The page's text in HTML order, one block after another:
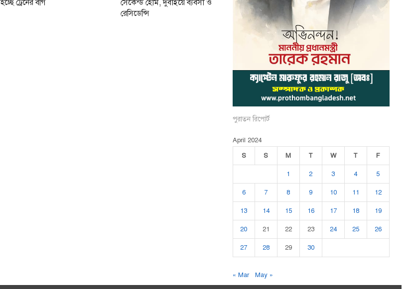
হচ্ছে ট্রে‌নের বগি
সেকেন্ড হোম, দুবাইয়ে ব্যবসা ও
রেসিডেন্সি
পুরাতন রিপোর্ট
April 2024
S
S M T W T F
1 2 3 4 5
6 7 8 9 10 11 12
13 14 15 16 17 18 19
20 21 22 23 24 25 26
27 28 29 30
« Mar May »